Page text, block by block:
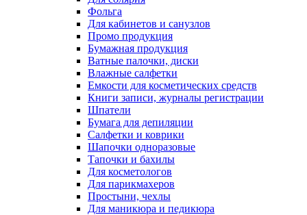
Фольга
Для кабинетов и санузлов
Промо продукция
Бумажная продукция
Ватные палочки, диски
Влажные салфетки
Емкости для косметических средств
Книги записи, журналы регистрации
Шпатели
Бумага для депиляции
Салфетки и коврики
Шапочки одноразовые
Тапочки и бахилы
Для косметологов
Для парикмахеров
Простыни, чехлы
Для маникюра и педикюра